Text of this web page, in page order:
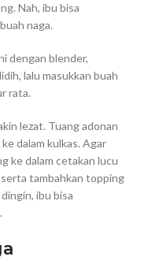
Nah, ibu bisa
naga.
dengan blender,
lalu masukkan buah
rata.
lezat. Tuang adonan
dalam kulkas. Agar
ke dalam cetakan lucu
tambahkan topping
ibu bisa